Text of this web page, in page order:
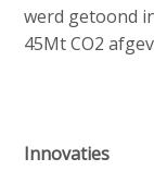
werd getoond
45Mt CO2
Innovaties